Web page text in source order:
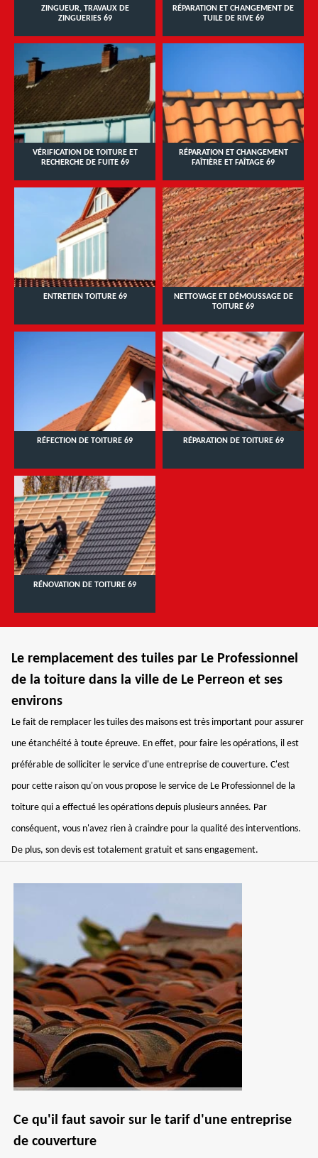
ZINGUEUR, TRAVAUX DE
ZINGUERIES 69
RÉPARATION ET CHANGEMENT DE
TUILE DE RIVE 69
VÉRIFICATION DE TOITURE ET
RECHERCHE DE FUITE 69
RÉPARATION ET CHANGEMENT
FAÎTIÈRE ET FAÎTAGE 69
ENTRETIEN TOITURE 69
NETTOYAGE ET DÉMOUSSAGE DE
TOITURE 69
RÉFECTION DE TOITURE 69 RÉPARATION DE TOITURE 69
RÉNOVATION DE TOITURE 69
Le remplacement des tuiles par Le Professionnel
de la toiture dans la ville de Le Perreon et ses
environs
Le fait de remplacer les tuiles des maisons est très important pour assurer
une étanchéité à toute épreuve. En effet, pour faire les opérations, il est
préférable de solliciter le service d'une entreprise de couverture. C'est
pour cette raison qu'on vous propose le service de Le Professionnel de la
toiture qui a effectué les opérations depuis plusieurs années. Par
conséquent, vous n'avez rien à craindre pour la qualité des interventions.
De plus, son devis est totalement gratuit et sans engagement.
Ce qu'il faut savoir sur le tarif d'une entreprise
de couverture